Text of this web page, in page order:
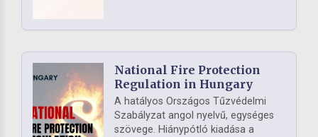
National Fire Protection
Regulation in Hungary
A hatályos Országos Tűzvédelmi
Szabályzat angol nyelvű, egységes
szövege. Hiánypótló kiadása a